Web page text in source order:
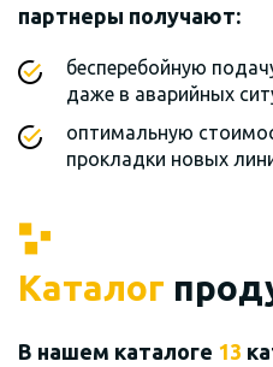
партнеры получают:
бесперебойную
даже в аварийных
оптимальную
прокладки новых
Каталог
В нашем каталоге 13